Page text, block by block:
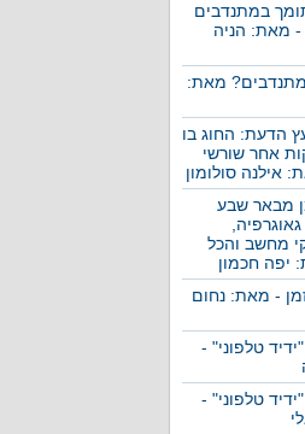
במתנדבים
- מאת: הניה
מאת:
הדעת: החוג בו
אחר שורשי
סולומון
מבאר שבע
מחשב והכל
יפה חכמון
- מאת: נחום
טלפוני" -
טלפוני" -